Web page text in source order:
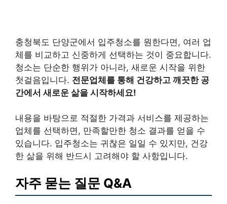
충청북도 단양군에서 입주청소를 원한다면, 여러 업
체를 비교하고 신중하게 선택하는 것이 중요합니다.
청소는 단순한 행위가 아니라, 새로운 시작을 위한
첫걸음입니다. 전문업체를 통해 건강하고 깨끗한 공
간에서 새로운 삶을 시작하세요!
내용을 바탕으로 적절한 가격과 서비스를 제공하는
업체를 선택하면, 만족할만한 청소 결과를 얻을 수
있습니다. 입주청소는 귀찮은 일일 수 있지만, 건강
한 삶을 위해 반드시 고려해야 할 사항입니다.
자주 묻는 질문 Q&A